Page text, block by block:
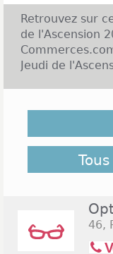
Retrouvez sur
de l'Ascension
Jeudi de
Jeudi de
pour retrouver
46,